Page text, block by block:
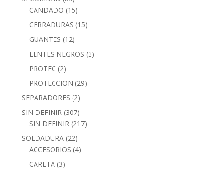
CANDADO (15)
CERRADURAS (15)
GUANTES (12)
LENTES NEGROS (3)
PROTEC (2)
PROTECCION (29)
SEPARADORES (2)
SIN DEFINIR (307)
SIN DEFINIR (217)
SOLDADURA (22)
ACCESORIOS (4)
CARETA (3)